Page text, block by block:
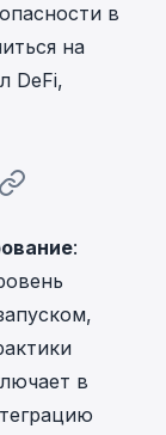
в
на
DeFi,
:
в